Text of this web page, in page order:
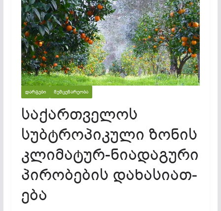
ᲓᲐᲠᲒᲔᲑᲘ ᲛᲔᲛᲪᲔᲜᲐᲠᲔᲝᲑᲐ
საქართველოს
სუბტროპიკული ზო­ნის
კლი­მა­ტურ-ნი­ად­აგ­ური
პი­რო­ბე­ბის და­ხა­სი­ათ­
ე­ბა